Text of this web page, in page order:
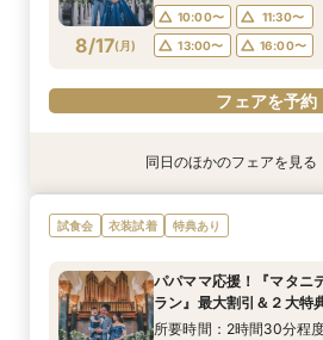
フェアを予約
フェアを予約
フェアを予約
フェアを予約
8/17(月)
10:00〜
11:30〜
13:00〜
16:00〜
フェアを予約
衣装試着 特典あり
8/17(月)
【ドレス重視オススメ◎
OFF*来館特典×無料試食付
10:00〜
11:30〜
13:00〜
16:00〜
特典あり
8/17(月)
【少人数婚応援】来館で
トGET！特典・試食フェア
10:00〜
11:30〜
13:00〜
16:00〜
衣装試着 特典あり
8/17(月)
卒花オススメ◎英国伝統
150万円割引×来館特典ギ
10:00〜
11:30〜
13:00〜
16:00〜
衣装試着 特典あり
8/17(月)
【ペット婚人気NO.1】愛
出×豪華試食フェア*最大
10:00〜
11:30〜
13:00〜
16:00〜
同日のほかのフェアを見る
試食会 衣装試着 特典あり
パパママ応援！『マタニ
ラン』最大割引＆２大特
所要時間：2時間30分程